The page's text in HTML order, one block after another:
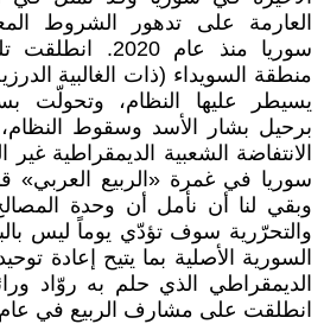
العارمة على تدهور الشروط
سوريا منذ عام
منطقة السويداء (ذات الغالبية
يسيطر عليها النظام، وتحولّت
برحيل بشار الأسد وسقوط
الانتفاضة الشعبية الديمقراطية غير
سوريا في غمرة «الربيع العربي»
وبقي لنا أن نأمل أن وحدة
والتحرّرية سوف تؤدّي يوماً ليس
السورية الأصلية بما يتيح إعادة
الديمقراطي الذي حلم به روّاد
انطلقت على مشارف الربيع في عام 2011.